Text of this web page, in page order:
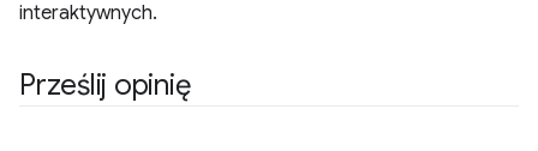
interaktywnych.
Prześlij opinię